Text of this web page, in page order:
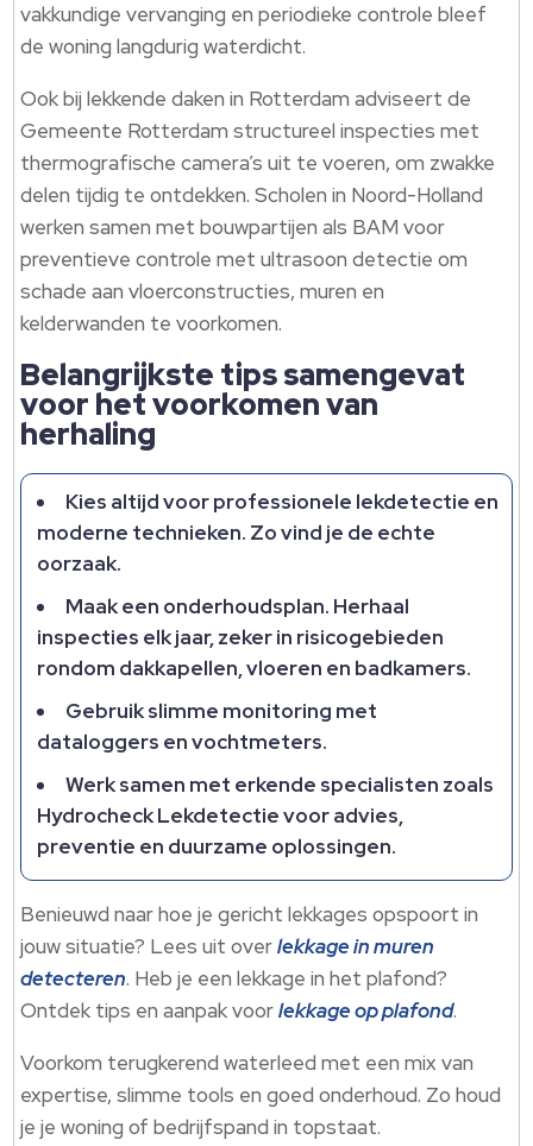
vakkundige vervanging en periodieke controle bleef
de woning langdurig waterdicht.
Ook bij lekkende daken in Rotterdam adviseert de
Gemeente Rotterdam structureel inspecties met
thermografische camera’s uit te voeren, om zwakke
delen tijdig te ontdekken. Scholen in Noord-Holland
werken samen met bouwpartijen als BAM voor
preventieve controle met ultrasoon detectie om
schade aan vloerconstructies, muren en
kelderwanden te voorkomen.
Belangrijkste tips samengevat
voor het voorkomen van
herhaling
Kies altijd voor professionele lekdetectie en
moderne technieken. Zo vind je de echte
oorzaak.
Maak een onderhoudsplan. Herhaal
inspecties elk jaar, zeker in risicogebieden
rondom dakkapellen, vloeren en badkamers.
Gebruik slimme monitoring met
dataloggers en vochtmeters.
Werk samen met erkende specialisten zoals
Hydrocheck Lekdetectie voor advies,
preventie en duurzame oplossingen.
Benieuwd naar hoe je gericht lekkages opspoort in
jouw situatie? Lees uit overlekkage in muren
detecteren. Heb je een lekkage in het plafond?
Ontdek tips en aanpak voorlekkage op plafond.
Voorkom terugkerend waterleed met een mix van
expertise, slimme tools en goed onderhoud. Zo houd
je je woning of bedrijfspand in topstaat.